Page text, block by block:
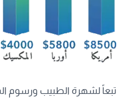
تبعاً لشهرة الطبيب ورسوم